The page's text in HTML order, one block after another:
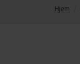
Hjem